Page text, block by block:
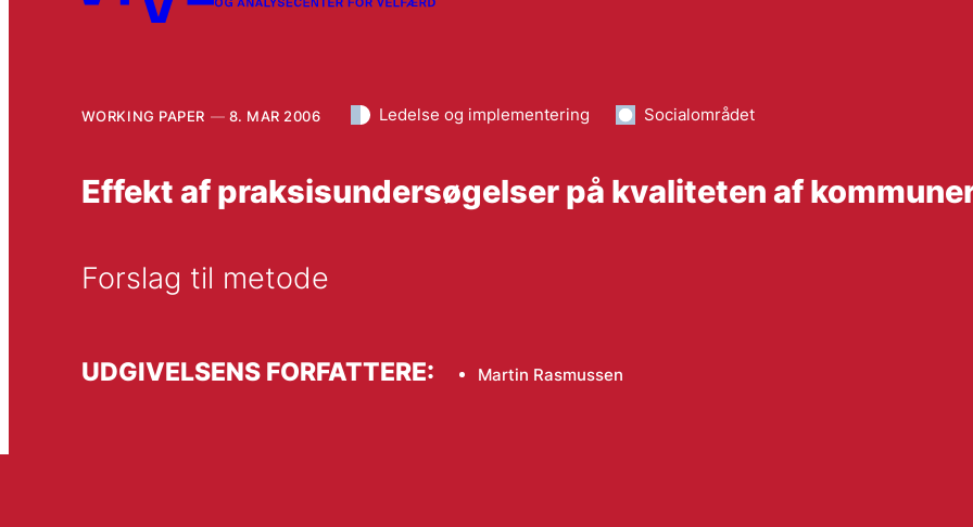
WORKING PAPER 8. MAR 2006 Ledelse og implementering Socialområdet
Effekt af praksisundersøgelser på kvaliteten af
Forslag til metode
UDGIVELSENS FORFATTERE: Martin Rasmussen